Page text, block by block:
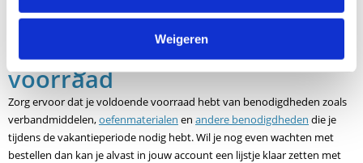
Weigeren
4. Zorg voor voldoende
voorraad
Zorg ervoor dat je voldoende voorraad hebt van benodigdheden zoals
verbandmiddelen,oefenmaterialen en andere benodigdheden die je
tijdens de vakantieperiode nodig hebt. Wil je nog even wachten met
bestellen dan kan je alvast in jouw account een lijstje klaar zetten met